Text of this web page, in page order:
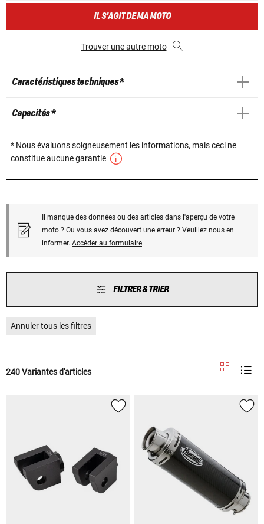
IL S'AGIT DE MA MOTO
Trouver une autre moto
Caractéristiques techniques *
Capacités *
* Nous évaluons soigneusement les informations, mais ceci ne
constitue aucune garantie
Il manque des données ou des articles dans l'aperçu de votre
moto ? Ou vous avez découvert une erreur ? Veuillez nous en
informer. Accéder au formulaire
FILTRER & TRIER
Annuler tous les filtres
240 Variantes d'articles